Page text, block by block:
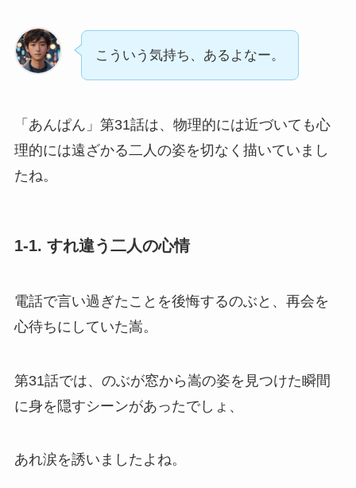
こういう気持ち、あるよなー。
「あんぱん」第31話は、物理的には近づいても心
理的には遠ざかる二人の姿を切なく描いていまし
たね。
1-1. すれ違う二人の心情
電話で言い過ぎたことを後悔するのぶと、再会を
心待ちにしていた嵩。
第31話では、のぶが窓から嵩の姿を見つけた瞬間
に身を隠すシーンがあったでしょ、
あれ涙を誘いましたよね。